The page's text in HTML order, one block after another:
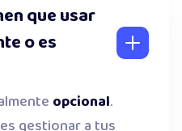
que usar
o es
opcional.
gestionar a tus